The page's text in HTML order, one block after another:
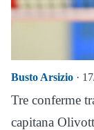
Busto Arsizio ·
Tre conferme
capitana